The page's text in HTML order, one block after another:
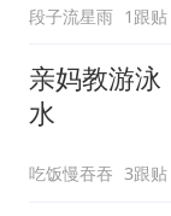
段子流星雨 1跟贴
亲妈教游泳
水
吃饭慢吞吞 3跟贴